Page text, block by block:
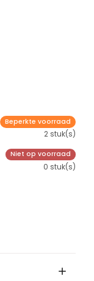
Beperkte voorraad
2 stuk(s)
Niet op voorraad
0 stuk(s)